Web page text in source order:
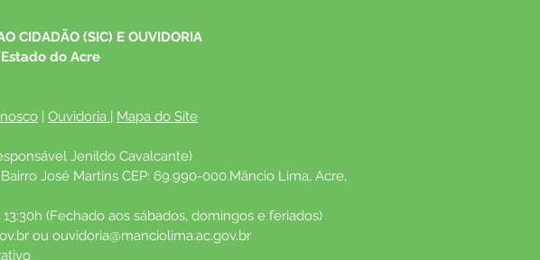
CIDADÃO (SIC) E OUVIDORIA
do Acre
| Ouvidoria | Mapa do Site
Jenildo Cavalcante)
José Martins CEP: 69.990-000.Mâncio Lima, Acre,
(Fechado aos sábados, domingos e feriados)
ou ouvidoria@manciolima.ac.gov.br